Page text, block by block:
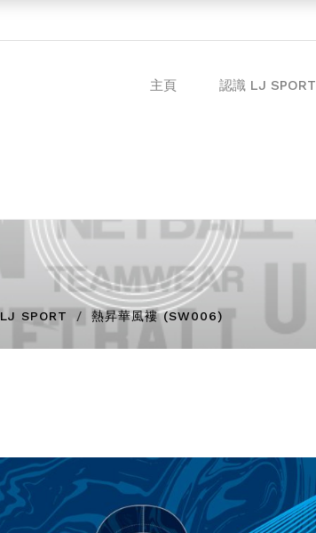
主頁 認識 LJ SPORT
LJ SPORT 熱昇華風褸 (SW006)